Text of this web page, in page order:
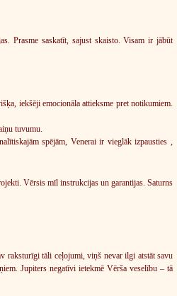
Prasme saskatīt, sajust skaisto. Visam ir jābūt
iekšēji emocionāla attieksme pret notikumiem.
tuvumu.
spējām, Venerai ir vieglāk izpausties ,
Vērsis mīl instrukcijas un garantijas. Saturns
raksturīgi tāli ceļojumi, viņš nevar ilgi atstāt savu
Jupiters negatīvi ietekmē Vērša veselību – tā